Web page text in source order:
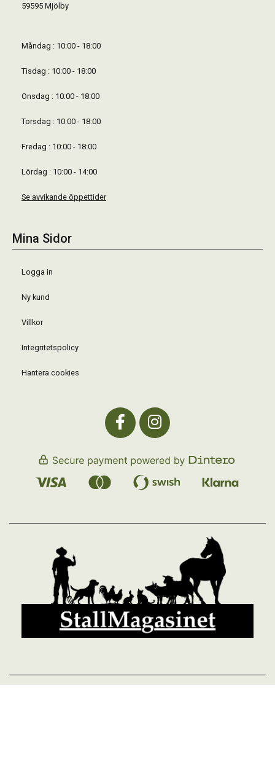
59595 Mjölby
Måndag : 10:00 - 18:00
Tisdag : 10:00 - 18:00
Onsdag : 10:00 - 18:00
Torsdag : 10:00 - 18:00
Fredag : 10:00 - 18:00
Lördag : 10:00 - 14:00
Se avvikande öppettider
Mina Sidor
Logga in
Ny kund
Villkor
Integritetspolicy
Hantera cookies